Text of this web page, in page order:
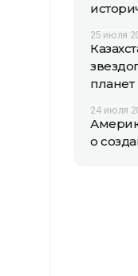
25 июля
планет
24 июля
о